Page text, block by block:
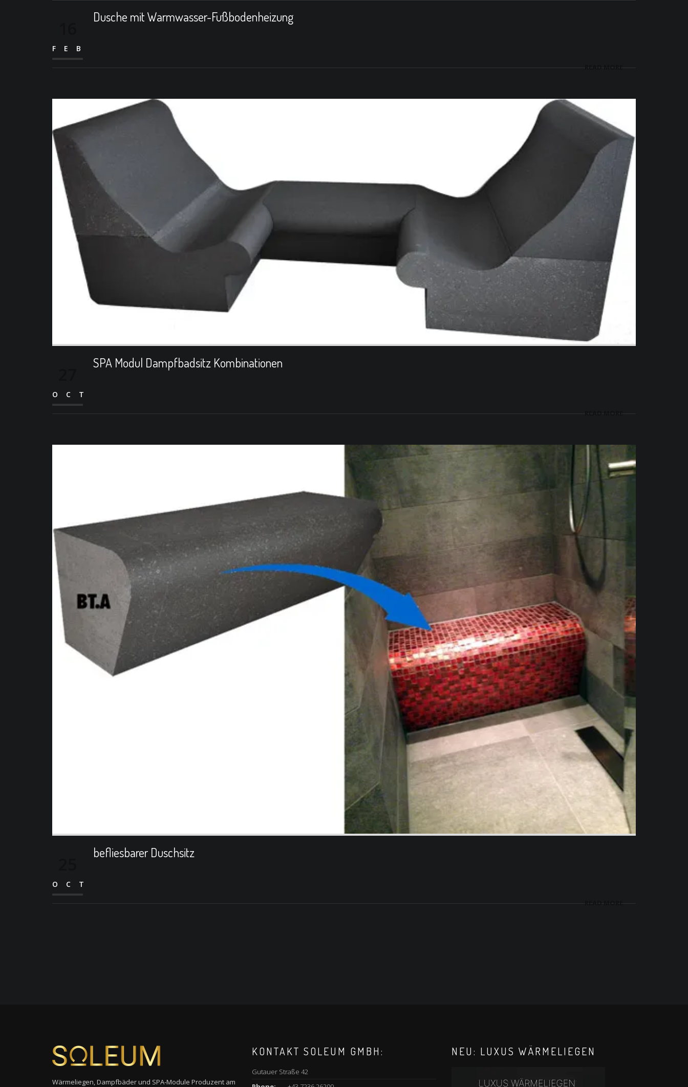
FEB
Dusche mit Warmwasser-Fußbodenheizung
READ MORE
OCT
SPA Modul Dampfbadsitz Kombinationen
READ MORE
OCT
befliesbarer Duschsitz
READ MORE
Wärmeliegen, Dampfbäder und SPA-Module Produzent am
KONTAKT SOLEUM GMBH:
Gutauer Straße 42
NEU: LUXUS WÄRMELIEGEN